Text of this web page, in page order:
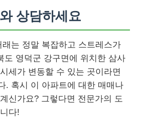
상담하세요
는 정말 복잡하고 스트레스가
도 영덕군 강구면에 위치한 삼사
세가 변동할 수 있는 곳이라면
. 혹시 이 아파트에 대한 매매나
신가요? 그렇다면 전문가의 도
다!